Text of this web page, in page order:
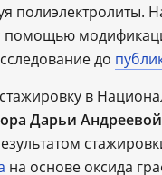
полиэлектролиты.
помощью
до
в
Дарьи
на основе оксида